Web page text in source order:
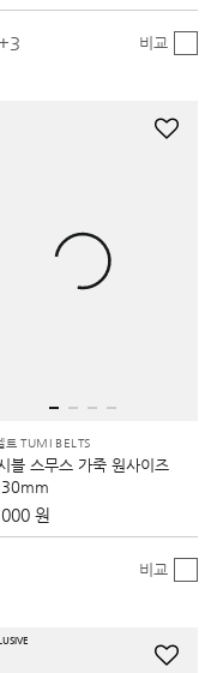
3 비교
트 TUMI BELTS
블 스무스 가죽 원사이즈
30mm
원
비교